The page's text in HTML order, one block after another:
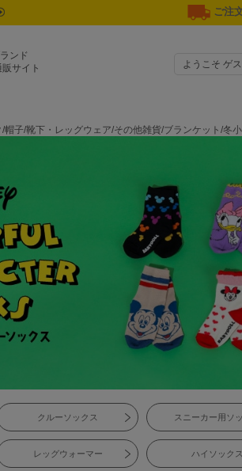
ご注
ンド
サイト
ようこそ ゲ
子/靴下・レッグウェア/その他雑貨/ブランケット/冬
クルーソックス スニーカー用ソ
レッグウォーマー ハイソックス